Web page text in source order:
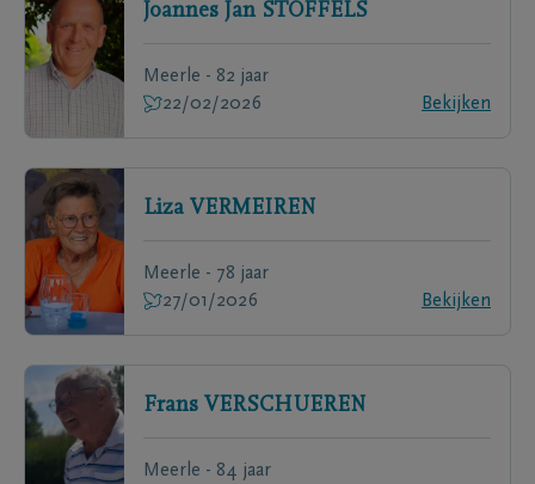
Joannes Jan STOFFELS
Meerle - 82 jaar
22/02/2026
Bekijken
Liza VERMEIREN
Meerle - 78 jaar
27/01/2026
Bekijken
Frans VERSCHUEREN
Meerle - 84 jaar